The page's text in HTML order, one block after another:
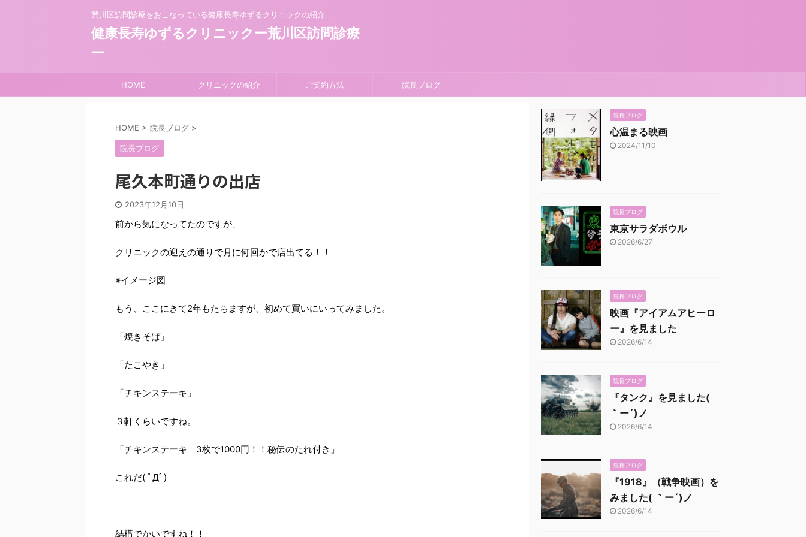
荒川区訪問診療をおこなっている健康長寿ゆずるクリニックの紹介
健康長寿ゆずるクリニックー荒川区訪問診療
ー
HOME クリニックの紹介 ご契約方法 院長ブログ
HOME > 院長ブログ >
院長ブログ
尾久本町通りの出店
2023年12月10日
前から気になってたのですが、
クリニックの迎えの通りで月に何回かで店出てる！！
※イメージ図
もう、ここにきて2年もたちますが、初めて買いにいってみました。
「焼きそば」
「たこやき」
「チキンステーキ」
３軒くらいですね。
「チキンステーキ 3枚で1000円！！秘伝のたれ付き」
これだ( ﾟДﾟ)
結構でかいですね！！
院長ブログ
心温まる映画
2024/11/10
院長ブログ
東京サラダボウル
2026/6/27
院長ブログ
映画『アイアムアヒーロ
ー』を見ました
2026/6/14
院長ブログ
『タンク』を見ました(
｀ー´)ノ
2026/6/14
院長ブログ
『1918』（戦争映画）を
みました( ｀ー´)ノ
2026/6/14